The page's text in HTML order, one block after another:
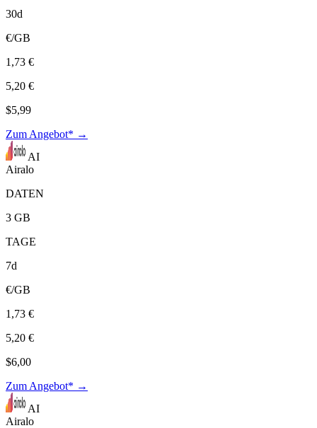
30d
€/GB
1,73 €
5,20 €
$5,99
Zum Angebot* →
AI
Airalo
DATEN
3 GB
TAGE
7d
€/GB
1,73 €
5,20 €
$6,00
Zum Angebot* →
AI
Airalo